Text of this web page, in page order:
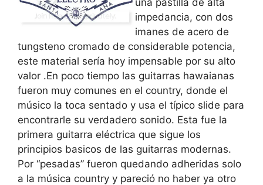
impedancia, con dos
imanes de acero de
tungsteno cromado de considerable potencia,
este material sería hoy impensable por su alto
valor .En poco tiempo las guitarras hawaianas
fueron muy comunes en el country, donde el
músico la toca sentado y usa el típico slide para
encontrarle su verdadero sonido. Esta fue la
primera guitarra eléctrica que sigue los
principios basicos de las guitarras modernas.
Por “pesadas” fueron quedando adheridas solo
a la música country y pareció no haber ya otro